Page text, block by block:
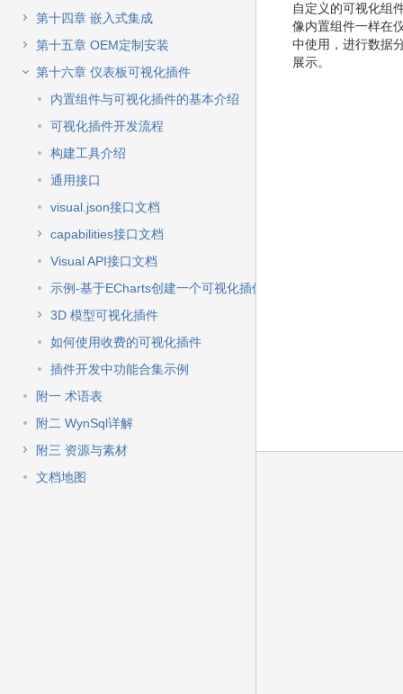
第十四章 嵌入式集成
第十五章 OEM定制安装
第十六章 仪表板可视化插件
内置组件与可视化插件的基本介绍
可视化插件开发流程
构建工具介绍
通用接口
visual.json接口文档
capabilities接口文档
Visual API接口文档
示例-基于ECharts创建一个可视化插件
3D 模型可视化插件
如何使用收费的可视化插件
插件开发中功能合集示例
附一 术语表
附二 WynSql详解
附三 资源与素材
文档地图
自定义的可视化组
像内置组件一样在
中使用，进行数据
展示。